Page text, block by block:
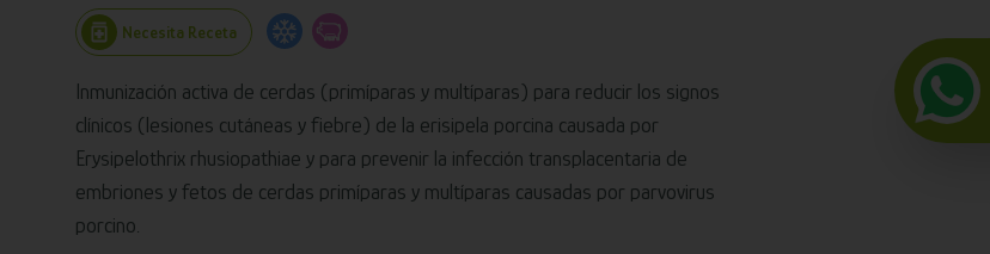
Necesita Receta
Inmunización activa de cerdas (primíparas y multíparas) para reducir los signos
clínicos (lesiones cutáneas y fiebre) de la erisipela porcina causada por
Erysipelothrix rhusiopathiae y para prevenir la infección transplacentaria de
embriones y fetos de cerdas primíparas y multíparas causadas por parvovirus
porcino.